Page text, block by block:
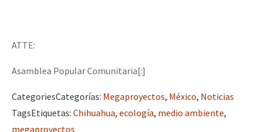
ATTE:
Asamblea Popular Comunitaria[:]
CategoriesCategorías: Megaproyectos, México, Noticias
TagsEtiquetas: Chihuahua, ecología, medio ambiente,
megaproyectos